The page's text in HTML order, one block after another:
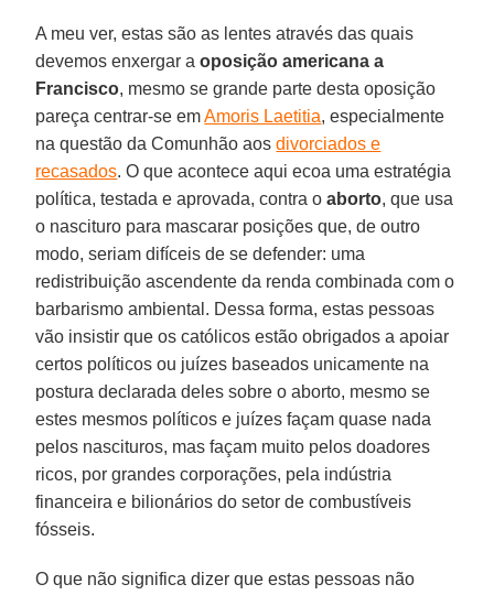
A meu ver, estas são as lentes através das quais
devemos enxergar aoposição americana a
Francisco, mesmo se grande parte desta oposição
pareça centrar-se emAmoris Laetitia, especialmente
na questão da Comunhão aosdivorciados e
recasados. O que acontece aqui ecoa uma estratégia
política, testada e aprovada, contra oaborto, que usa
o nascituro para mascarar posições que, de outro
modo, seriam difíceis de se defender: uma
redistribuição ascendente da renda combinada com o
barbarismo ambiental. Dessa forma, estas pessoas
vão insistir que os católicos estão obrigados a apoiar
certos políticos ou juízes baseados unicamente na
postura declarada deles sobre o aborto, mesmo se
estes mesmos políticos e juízes façam quase nada
pelos nascituros, mas façam muito pelos doadores
ricos, por grandes corporações, pela indústria
financeira e bilionários do setor de combustíveis
fósseis.
O que não significa dizer que estas pessoas não